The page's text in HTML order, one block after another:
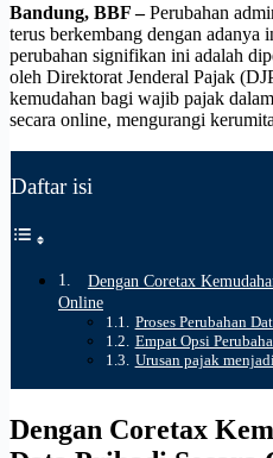
Bandung, BBF –Perubahan
terus berkembang dengan adanya
perubahan signifikan ini adalah
oleh Direktorat Jenderal Pajak
kemudahan bagi wajib pajak
secara online, mengurangi
Daftar isi
Dengan Coretax
Online
Proses Perubahan
Empat Opsi
Urusan pajak
Dengan Coretax